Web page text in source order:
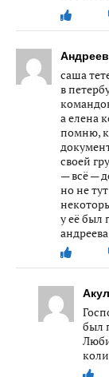
саша
в
а елена
помню,
своей
— всё —
но не
у её был
был